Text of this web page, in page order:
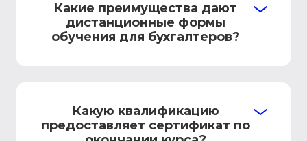
Какие преимущества дают
дистанционные формы
обучения для бухгалтеров?
Какую квалификацию
предоставляет сертификат по